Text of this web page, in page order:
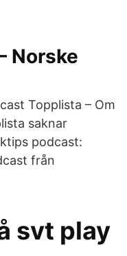
Norske
Topplista – Om
saknar
podcast:
från
svt play